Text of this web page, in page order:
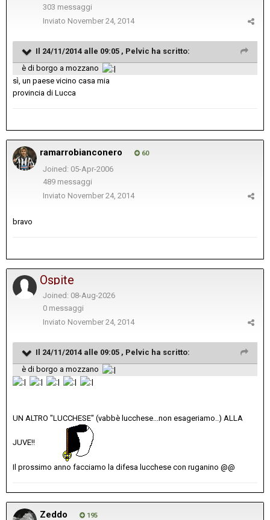
303 messaggi
Inviato November 24, 2014
Il 24/11/2014 alle 09:05 , Pelvic ha scritto:
è di borgo a mozzano
sì, un paese vicino casa mia
provincia di Lucca
ramarrobianconero 60
Joined: 05-Apr-2006
489 messaggi
Inviato November 24, 2014
bravo
Ospite
Joined: 08-Aug-2026
0 messaggi
Inviato November 24, 2014
Il 24/11/2014 alle 09:05 , Pelvic ha scritto:
è di borgo a mozzano
UN ALTRO "LUCCHESE" (vabbè lucchese...non esageriamo..) ALLA
JUVE!!
Il prossimo anno facciamo la difesa lucchese con ruganino @@
Zeddo 195